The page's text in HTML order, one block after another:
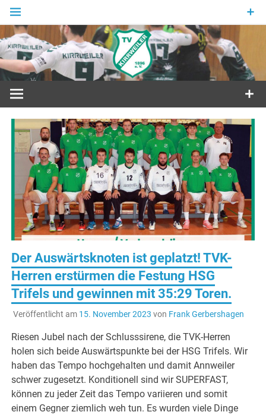
Zum
springen
Sport in Grün und Weiß
Der Auswärtsknoten ist geplatzt! TVK-
Herren erstürmen die Festung HSG
Trifels und gewinnen mit 35:29 Toren.
Veröffentlicht am 15. November 2023 von Frank Gerbershagen
Riesen Jubel nach der Schlusssirene, die TVK-Herren
holen sich beide Auswärtspunkte bei der HSG Trifels. Wir
haben das Tempo hochgehalten und damit Annweiler
schwer zugesetzt. Konditionell sind wir SUPERFAST,
können zu jeder Zeit das Tempo variieren und somit
einem Gegner ziemlich weh tun. Es wurden viele Dinge